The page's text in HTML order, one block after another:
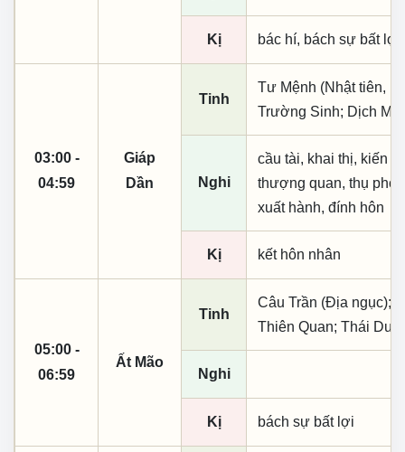
Kị bác hí, bách sự bất
03:00 -
04:59
Giáp
Dần
Tinh
Tư Mệnh (Nhật tiên,
Trường Sinh; Dịch
Nghi
cầu tài, khai thị, kiến
thượng quan, thụ
xuất hành, đính hôn
Kị kết hôn nhân
05:00 -
06:59
Ất Mão
Tinh
Câu Trần (Địa ngục);
Thiên Quan; Thái
Nghi
Kị bách sự bất lợi